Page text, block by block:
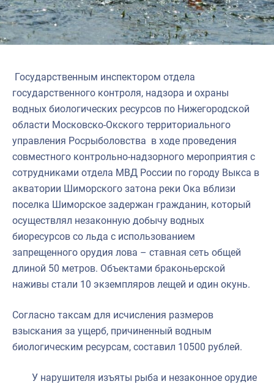
Североморское
Государственным инспектором отдела
государственного контроля, надзора и охраны
водных биологических ресурсов по Нижегородской
области Московско-Окского территориального
управления Росрыболовства в ходе проведения
совместного контрольно-надзорного мероприятия с
сотрудниками отдела МВД России по городу Выкса в
акватории Шиморского затона реки Ока вблизи
поселка Шиморское задержан гражданин, который
осуществлял незаконную добычу водных
биоресурсов со льда с использованием
запрещенного орудия лова – ставная сеть общей
длиной 50 метров. Объектами браконьерской
наживы стали 10 экземпляров лещей и один окунь.
Согласно таксам для исчисления размеров
взыскания за ущерб, причиненный водным
биологическим ресурсам, составил 10500 рублей.
У нарушителя изъяты рыба и незаконное орудие